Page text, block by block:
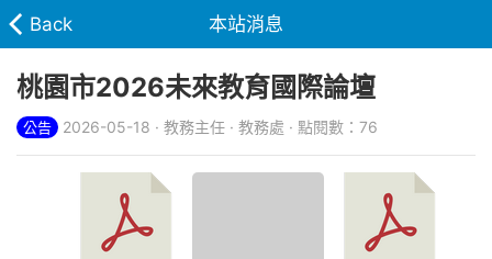
Back 本站消息
桃園市2026未來教育國際論壇
公告 2026-05-18 · 教務主任 · 教務處 · 點閱數：76